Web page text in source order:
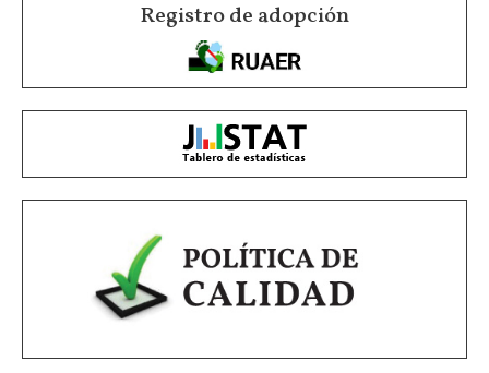
Registro de adopción